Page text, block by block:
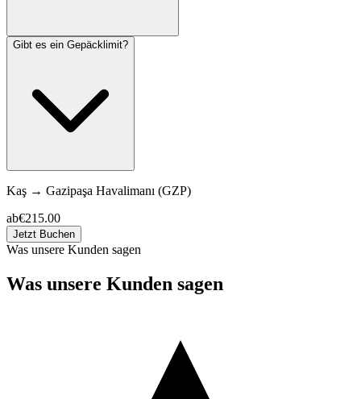
Gibt es ein Gepäcklimit?
Kaş → Gazipaşa Havalimanı (GZP)
ab€215.00
Jetzt Buchen
Was unsere Kunden sagen
Was unsere Kunden sagen